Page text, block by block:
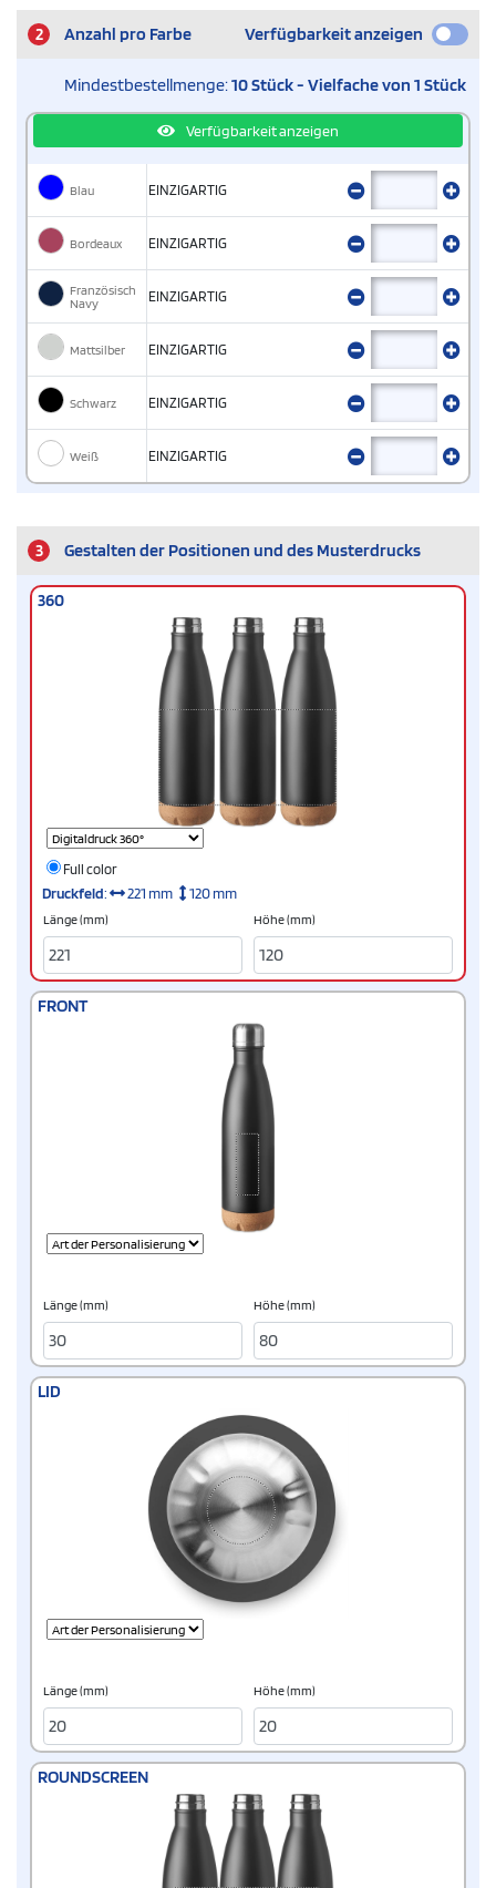
2 Anzahl pro Farbe Verfügbarkeit anzeigen
Mindestbestellmenge:10 Stück - Vielfache von 1 Stück
Verfügbarkeit anzeigen
Blau EINZIGARTIG
Bordeaux EINZIGARTIG
Französisch
Navy
EINZIGARTIG
Mattsilber EINZIGARTIG
Schwarz EINZIGARTIG
Weiß EINZIGARTIG
3 Gestalten der Positionen und des Musterdrucks
360
Full color
Druckfeld: 221 mm 120 mm
Länge (mm) Höhe (mm)
FRONT
Länge (mm) Höhe (mm)
LID
Länge (mm) Höhe (mm)
ROUNDSCREEN